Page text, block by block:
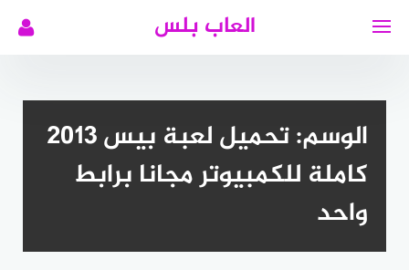
العاب بلس
الوسم:
تحميل لعبة بيس 2013
كاملة للكمبيوتر مجانا برابط
واحد